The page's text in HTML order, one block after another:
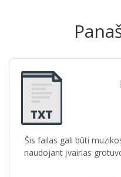
Šis failas gali būti
naudojant įvairias